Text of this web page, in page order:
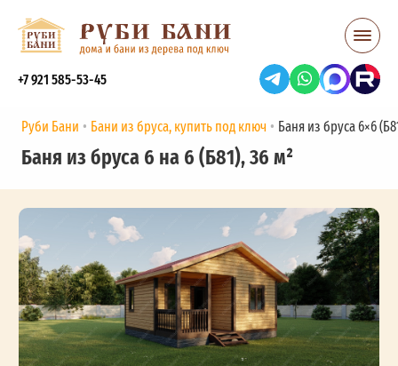
+7 921 585-53-45
Руби Бани Бани из бруса, купить под ключ Баня из бруса 6×6
Баня из бруса 6 на 6 (Б81), 36 м²